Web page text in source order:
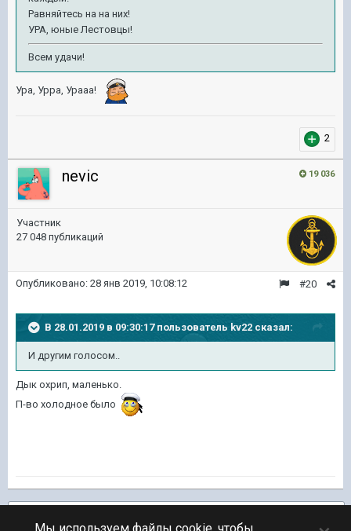
Равняйтесь на на них!
УРА, юные Лестовцы!
Всем удачи!
Ура, Урра, Урааа!
2
19 036
nevic
Участник
27 048 публикаций
#20
Опубликовано: 28 янв 2019, 10:08:12
В 28.01.2019 в 09:30:17 пользователь kv22 сказал:
И другим голосом..
Дык охрип, маленько.
П-во холодное было